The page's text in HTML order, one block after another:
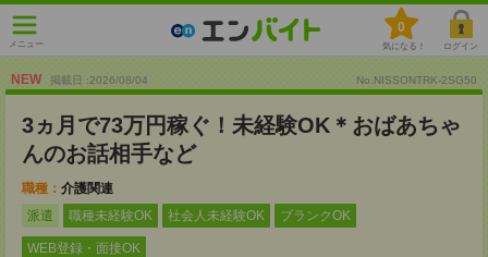
メニュー
0
気になる！ ログイン
NEW 掲載日 :2026/08/04 No.NISSONTRK-2SG50
3ヵ月で73万円稼ぐ！未経験OK＊おばあちゃ
んのお話相手など
職種： 介護関連
派遣
職種未経験OK 社会人未経験OK ブランクOK
WEB登録・面接OK